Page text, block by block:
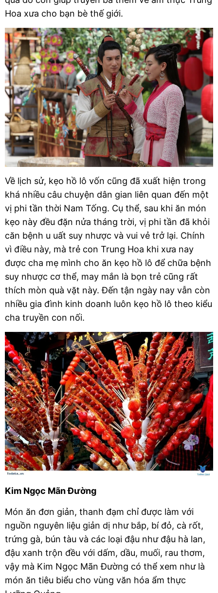
Hoa xưa cho bạn bè thế giới.
Về lịch sử, kẹo hồ lô vốn cũng đã xuất hiện trong
khá nhiều câu chuyện dân gian liên quan đến một
vị phi tần thời Nam Tống. Cụ thể, sau khi ăn món
kẹo này đều đặn nửa tháng trời, vị phi tần đã khỏi
căn bệnh u uất suy nhược và vui vẻ trở lại. Chính
vì điều này, mà trẻ con Trung Hoa khi xưa nay
được cha mẹ mình cho ăn kẹo hồ lô để chữa bệnh
suy nhược cơ thể, may mắn là bọn trẻ cũng rất
thích mòn quà vặt này. Đến tận ngày nay vẫn còn
nhiều gia đình kinh doanh luôn kẹo hồ lô theo kiểu
cha truyền con nối.
Kim Ngọc Mãn Đường
Món ăn đơn giản, thanh đạm chỉ được làm với
nguồn nguyên liệu giản dị như bắp, bí đỏ, cà rốt,
trứng gà, bún tàu và các loại đậu như đậu hà lan,
đậu xanh trộn đều với dấm, dầu, muối, rau thơm,
vậy mà Kim Ngọc Mãn Đường có thể xem như là
món ăn tiêu biểu cho vùng văn hóa ẩm thực